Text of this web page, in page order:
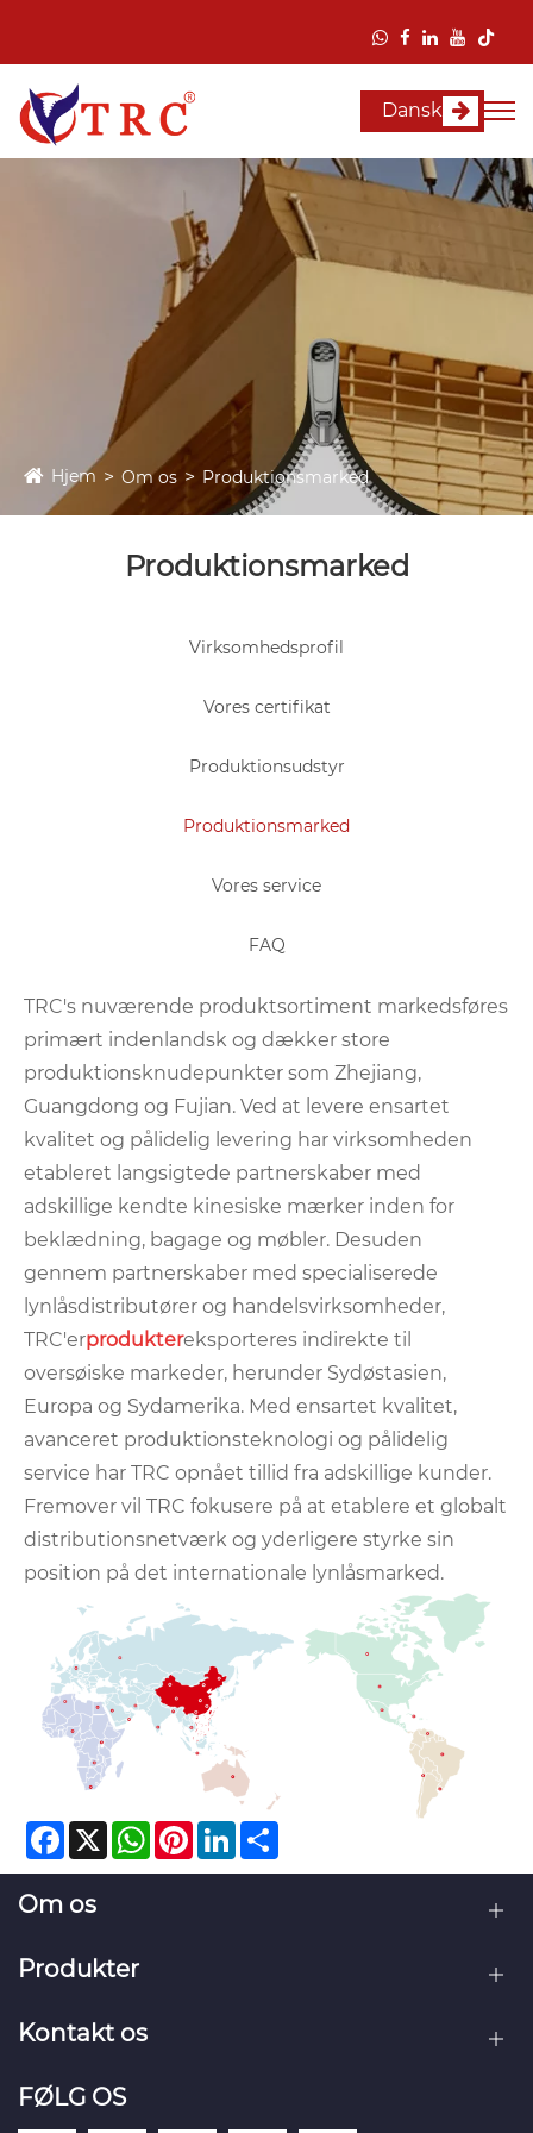
Dansk
Hjem Om os Produktionsmarked
Produktionsmarked
Virksomhedsprofil
Vores certifikat
Produktionsudstyr
Produktionsmarked
Vores service
FAQ
TRC's nuværende produktsortiment markedsføres
primært indenlandsk og dækker store
produktionsknudepunkter som Zhejiang,
Guangdong og Fujian. Ved at levere ensartet
kvalitet og pålidelig levering har virksomheden
etableret langsigtede partnerskaber med
adskillige kendte kinesiske mærker inden for
beklædning, bagage og møbler. Desuden
gennem partnerskaber med specialiserede
lynlåsdistributører og handelsvirksomheder,
TRC'erproduktereksporteres indirekte til
oversøiske markeder, herunder Sydøstasien,
Europa og Sydamerika. Med ensartet kvalitet,
avanceret produktionsteknologi og pålidelig
service har TRC opnået tillid fra adskillige kunder.
Fremover vil TRC fokusere på at etablere et globalt
distributionsnetværk og yderligere styrke sin
position på det internationale lynlåsmarked.
Facebook
X WhatsApp
PinterestLinkedIn
Om os
Produkter
Kontakt os
FØLG OS